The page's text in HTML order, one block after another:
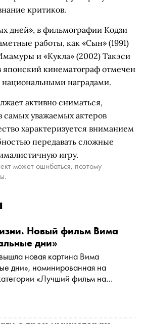
критиков.
дней», в фильмографии Кодзи
работы, как «Сын» (1991)
и «Кукла» (2002) Такэси
японский кинематограф отмечен
наградами.
активно сниматься,
самых уважаемых актеров
характеризуется вниманием
передавать сложные
игру.
может ошибаться, поэтому
Новый фильм Вима
дни»
новая картина Вима
дни», номинированная на
«Лучший фильм на
глазами запечатлеть